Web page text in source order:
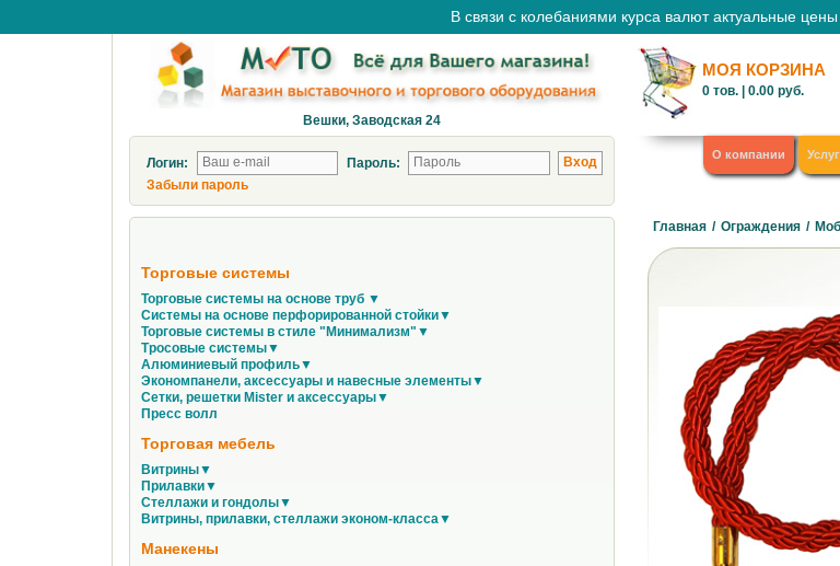
В связи с колебаниями курса валют актуальные
Вешки, Заводская 24
МОЯ КОРЗИНА
0 тов. |0.00 руб.
Логин:
Пароль:
Забыли пароль
О компании
Торговые системы
Торговые системы на основе труб ▼
Системы на основе перфорированной стойки▼
Торговые системы в стиле "Минимализм"▼
Тросовые системы▼
Алюминиевый профиль▼
Экономпанели, аксессуары и навесные элементы▼
Сетки, решетки Mister и аксессуары▼
Пресс волл
Торговая мебель
Витрины▼
Прилавки▼
Стеллажи и гондолы▼
Витрины, прилавки, стеллажи эконом-класса▼
Манекены
Главная / Ограждения /